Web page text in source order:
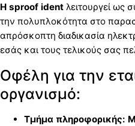
Η sproof ident λειτουργεί ως
την πολυπλοκότητα στο
απρόσκοπτη διαδικασία
εσάς και τους τελικούς σας
Οφέλη για την
οργανισμό:
Τμήμα πληροφορικής: